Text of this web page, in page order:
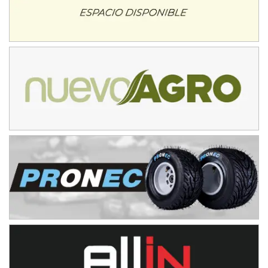
Baradero (Buenos Aires)
Ciudad de Trenque Lauquen (Asfalto)
Trenque Lauquen (Buenos Aires)
Parque de la Velocidad (Asfalto)
Villaguay (Entre Ríos)
VICTORIENSE - F7
El Cerro (Tierra)
Victoria (Entre Ríos)
Moto Club Reginense (Tierra)